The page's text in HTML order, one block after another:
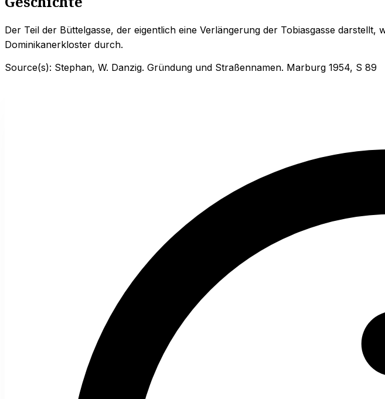
Der Teil der Büttelgasse, der eigentlich eine Verlängerung der Tobiasgasse
Dominikanerkloster durch.
Source(s): Stephan, W. Danzig. Gründung und Straßennamen. Marburg 1954, S 89